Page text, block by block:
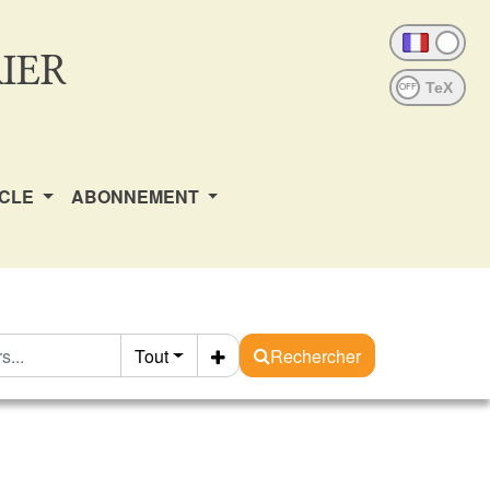
OFF
ABONNEMENT
Tout Rechercher